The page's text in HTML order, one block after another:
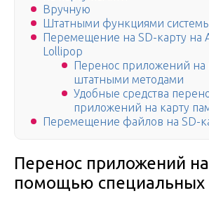
Вручную
Штатными функциями
Перемещение на SD-карту на
Lollipop
Перенос приложений на
штатными методами
Удобные средства
приложений на карту
Перемещение файлов на SD-
Перенос приложений на
помощью специальных